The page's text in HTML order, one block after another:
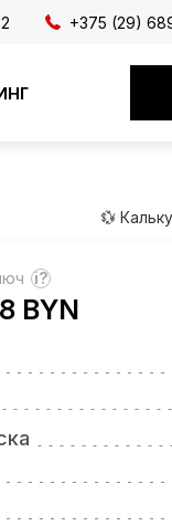
+375 (29)
💱
?
BYN